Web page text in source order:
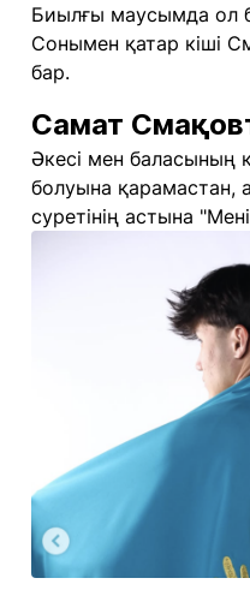
Биылғы маусымда ол
Сонымен қатар кіші
бар.
Самат
Әкесі мен баласының
болуына қарамастан,
суретінің астына